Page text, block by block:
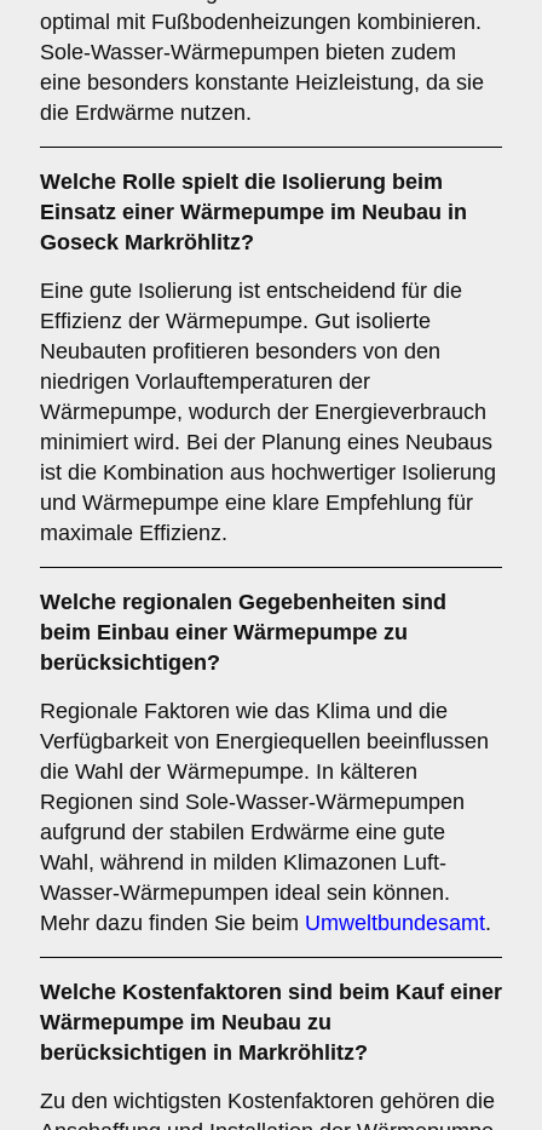
optimal mit Fußbodenheizungen kombinieren.
Sole-Wasser-Wärmepumpen bieten zudem
eine besonders konstante Heizleistung, da sie
die Erdwärme nutzen.
Welche Rolle spielt die Isolierung beim
Einsatz einer Wärmepumpe im Neubau in
Goseck Markröhlitz?
Eine gute Isolierung ist entscheidend für die
Effizienz der Wärmepumpe. Gut isolierte
Neubauten profitieren besonders von den
niedrigen Vorlauftemperaturen der
Wärmepumpe, wodurch der Energieverbrauch
minimiert wird. Bei der Planung eines Neubaus
ist die Kombination aus hochwertiger Isolierung
und Wärmepumpe eine klare Empfehlung für
maximale Effizienz.
Welche regionalen Gegebenheiten sind
beim Einbau einer Wärmepumpe zu
berücksichtigen?
Regionale Faktoren wie das Klima und die
Verfügbarkeit von Energiequellen beeinflussen
die Wahl der Wärmepumpe. In kälteren
Regionen sind Sole-Wasser-Wärmepumpen
aufgrund der stabilen Erdwärme eine gute
Wahl, während in milden Klimazonen Luft-
Wasser-Wärmepumpen ideal sein können.
Mehr dazu finden Sie beim Umweltbundesamt.
Welche Kostenfaktoren sind beim Kauf einer
Wärmepumpe im Neubau zu
berücksichtigen in Markröhlitz?
Zu den wichtigsten Kostenfaktoren gehören die